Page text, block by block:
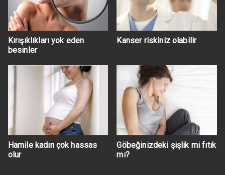
Kırışıklıkları yok eden
besinler
Kanser riskiniz olabilir
Hamile kadın çok hassas
olur
Göbeğinizdeki şişlik mi fıtık
mı?